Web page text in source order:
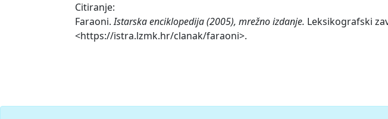
Citiranje:
Faraoni.Istarska enciklopedija (2005), mrežno izdanje. Leksikografski
<https://istra.lzmk.hr/clanak/faraoni>.